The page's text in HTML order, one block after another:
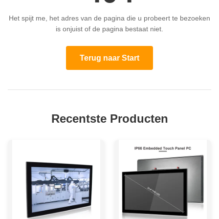
Het spijt me, het adres van de pagina die u probeert te bezoeken
is onjuist of de pagina bestaat niet.
Terug naar Start
Recentste Producten